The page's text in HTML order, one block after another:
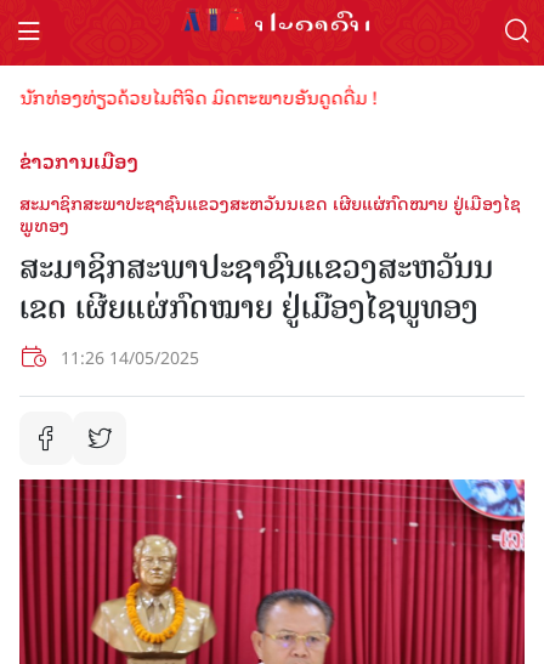
ທ່ອງທ່ຽວດ້ວຍໄມຕີຈິດ ມິດຕະພາບອັນດູດດື່ມ !
ຂ່າວການເມືອງ
ສະມາຊິກສະພາປະຊາຊົນແຂວງສະຫວັນນເຂດ ເຜີຍແຜ່ກົດໝາຍ ຢູ່ເມືອງໄຊ
ພູທອງ
ສະມາຊິກສະພາປະຊາຊົນແຂວງສະຫວັນນ
ເຂດ ເຜີຍແຜ່ກົດໝາຍ ຢູ່ເມືອງໄຊພູທອງ
11:26 14/05/2025